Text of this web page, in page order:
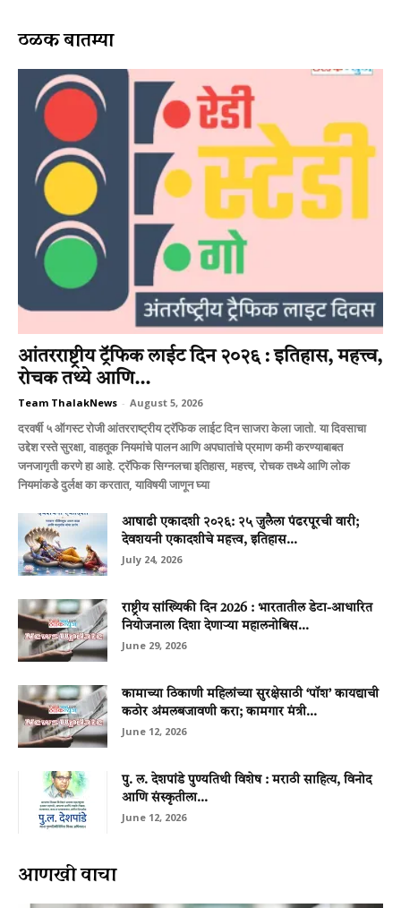
ठळक बातम्या
आंतरराष्ट्रीय ट्रॅफिक लाईट दिन २०२६ : इतिहास, महत्त्व,
रोचक तथ्ये आणि...
Team ThalakNews - August 5, 2026
दरवर्षी ५ ऑगस्ट रोजी आंतरराष्ट्रीय ट्रॅफिक लाईट दिन साजरा केला जातो. या दिवसाचा
उद्देश रस्ते सुरक्षा, वाहतूक नियमांचे पालन आणि अपघातांचे प्रमाण कमी करण्याबाबत
जनजागृती करणे हा आहे. ट्रॅफिक सिग्नलचा इतिहास, महत्त्व, रोचक तथ्ये आणि लोक
नियमांकडे दुर्लक्ष का करतात, याविषयी जाणून घ्या
आषाढी एकादशी २०२६: २५ जुलैला पंढरपूरची वारी;
देवशयनी एकादशीचे महत्त्व, इतिहास...
July 24, 2026
राष्ट्रीय सांख्यिकी दिन 2026 : भारतातील डेटा-आधारित
नियोजनाला दिशा देणाऱ्या महालनोबिस...
June 29, 2026
कामाच्या ठिकाणी महिलांच्या सुरक्षेसाठी ‘पॉश’ कायद्याची
कठोर अंमलबजावणी करा; कामगार मंत्री...
June 12, 2026
पु. ल. देशपांडे पुण्यतिथी विशेष : मराठी साहित्य, विनोद
आणि संस्कृतीला...
June 12, 2026
आणखी वाचा